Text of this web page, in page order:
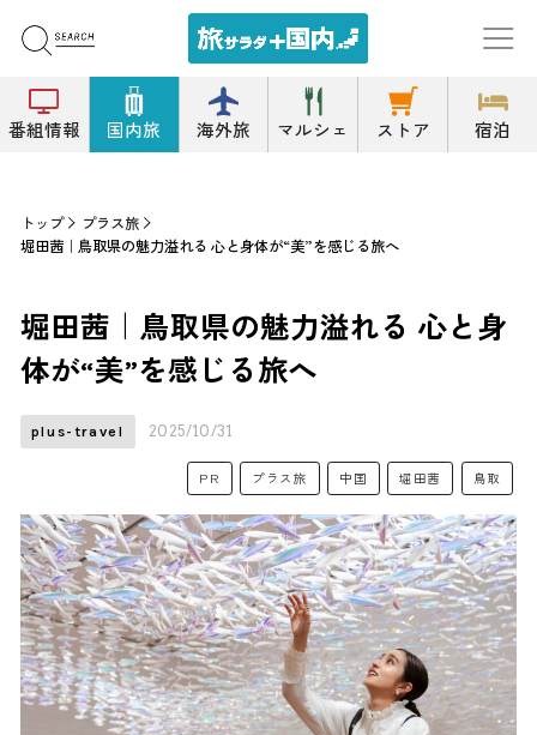
番組情報 国内旅 海外旅 マルシェ ストア 宿泊
トップ
プラス旅
堀田茜｜鳥取県の魅力溢れる 心と身体が“美”を感じる旅へ
堀田茜｜鳥取県の魅力溢れる 心と身
体が“美”を感じる旅へ
plus-travel 2025/10/31
PR プラス旅 中国 堀田茜 鳥取